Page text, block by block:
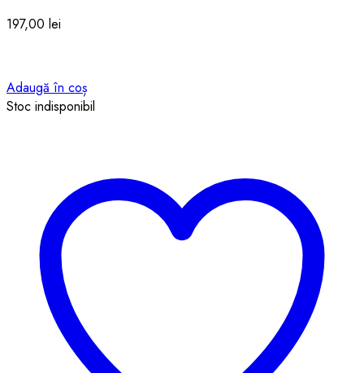
197,00 lei
Adaugă în coș
Stoc indisponibil